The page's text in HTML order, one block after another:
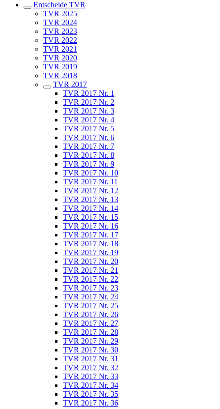
Entscheide TVR
TVR 2025
TVR 2024
TVR 2023
TVR 2022
TVR 2021
TVR 2020
TVR 2019
TVR 2018
TVR 2017
TVR 2017 Nr. 1
TVR 2017 Nr. 2
TVR 2017 Nr. 3
TVR 2017 Nr. 4
TVR 2017 Nr. 5
TVR 2017 Nr. 6
TVR 2017 Nr. 7
TVR 2017 Nr. 8
TVR 2017 Nr. 9
TVR 2017 Nr. 10
TVR 2017 Nr. 11
TVR 2017 Nr. 12
TVR 2017 Nr. 13
TVR 2017 Nr. 14
TVR 2017 Nr. 15
TVR 2017 Nr. 16
TVR 2017 Nr. 17
TVR 2017 Nr. 18
TVR 2017 Nr. 19
TVR 2017 Nr. 20
TVR 2017 Nr. 21
TVR 2017 Nr. 22
TVR 2017 Nr. 23
TVR 2017 Nr. 24
TVR 2017 Nr. 25
TVR 2017 Nr. 26
TVR 2017 Nr. 27
TVR 2017 Nr. 28
TVR 2017 Nr. 29
TVR 2017 Nr. 30
TVR 2017 Nr. 31
TVR 2017 Nr. 32
TVR 2017 Nr. 33
TVR 2017 Nr. 34
TVR 2017 Nr. 35
TVR 2017 Nr. 36